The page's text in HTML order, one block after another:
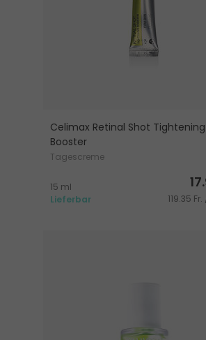
Celimax Retinal Shot Tightening
Booster
Tagescreme
15 ml
Lieferbar
119.35